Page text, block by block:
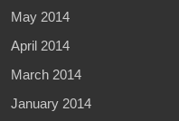
May 2014
April 2014
March 2014
January 2014